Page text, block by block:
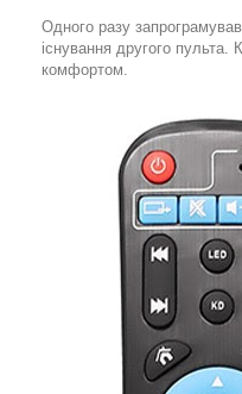
Одного разу
існування другого
комфортом.